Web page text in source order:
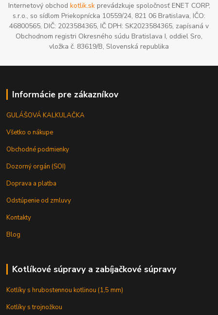
Internetový obchod kotlik.skprevádzkuje spoločnosť ENET CORP,
s.r.o., so sídlom Priekopnícka 10559/24, 821 06 Bratislava, IČO:
46800565, DIČ: 2023584365, IČ DPH: SK2023584365, zapísaná v
Obchodnom registri Okresného súdu Bratislava I, oddiel Sro,
vložka č. 83619/B, Slovenská republika
Informácie pre zákazníkov
GULÁŠOVÁ KALKULAČKA
Všetko o nákupe
Obchodné podmienky
Dozorný orgán (SOI)
Doprava a platba
Odstúpenie od zmluvy
Kontakty
Blog
Kotlíkové súpravy a zabíjačkové súpravy
Kotlíky s hrubostennou kotlinou (1,5 mm)
Kotlíky s trojnožkou